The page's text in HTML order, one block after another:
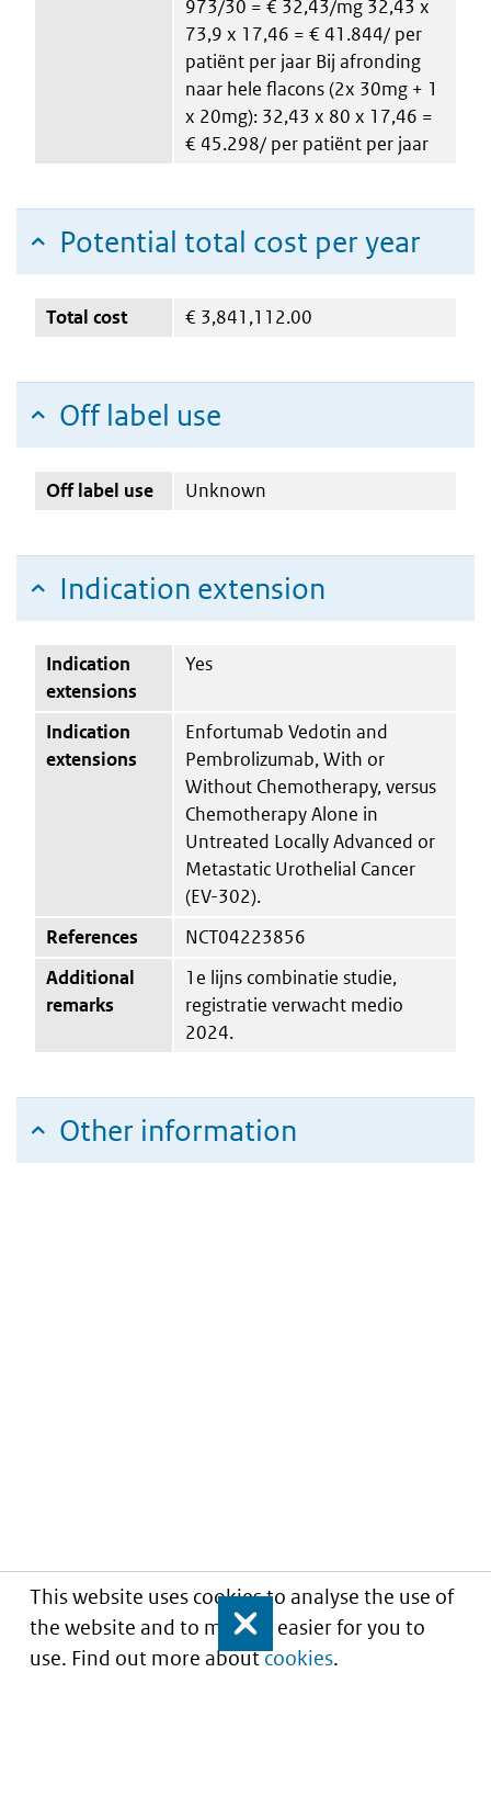
This website uses cookies to analyse the use of
the website and to make it easier for you to
use. Find out more aboutcookies.
Close
973/30 = € 32,43/mg 32,43 x
73,9 x 17,46 = € 41.844/ per
patiënt per jaar Bij afronding
naar hele flacons (2x 30mg + 1
x 20mg): 32,43 x 80 x 17,46 =
€ 45.298/ per patiënt per jaar
Potential total cost per year
Total cost € 3,841,112.00
Off label use
Off label use Unknown
Indication extension
Indication
extensions
Yes
Indication
extensions
Enfortumab Vedotin and
Pembrolizumab, With or
Without Chemotherapy, versus
Chemotherapy Alone in
Untreated Locally Advanced or
Metastatic Urothelial Cancer
(EV-302).
References
NCT04223856
Additional
remarks
1e lijns combinatie studie,
registratie verwacht medio
2024.
Other information